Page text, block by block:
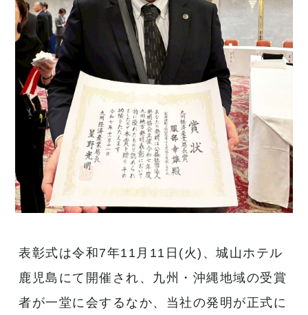
表彰式は令和7年11月11日(火)、城山ホテル
鹿児島にて開催され、九州・沖縄地域の受賞
者が一堂に会するなか、当社の発明が正式に